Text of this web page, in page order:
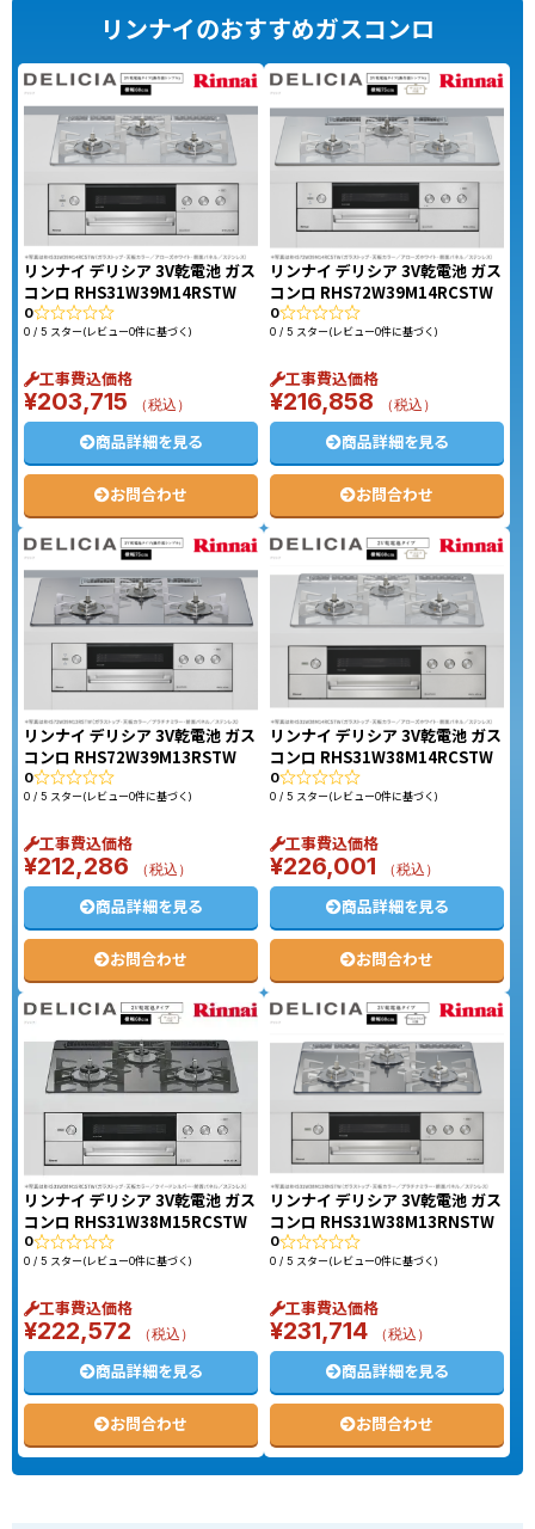
リンナイのおすすめガスコンロ
リンナイ デリシア 3V乾電池 ガス
コンロ RHS31W39M14RSTW
0
0 / 5 スター(レビュー0件に基づく)
工事費込価格
¥203,715 （税込）
商品詳細を見る
お問合わせ
リンナイ デリシア 3V乾電池 ガス
コンロ RHS72W39M14RCSTW
0
0 / 5 スター(レビュー0件に基づく)
工事費込価格
¥216,858 （税込）
商品詳細を見る
お問合わせ
リンナイ デリシア 3V乾電池 ガス
コンロ RHS72W39M13RSTW
0
0 / 5 スター(レビュー0件に基づく)
工事費込価格
¥212,286 （税込）
商品詳細を見る
お問合わせ
リンナイ デリシア 3V乾電池 ガス
コンロ RHS31W38M14RCSTW
0
0 / 5 スター(レビュー0件に基づく)
工事費込価格
¥226,001 （税込）
商品詳細を見る
お問合わせ
リンナイ デリシア 3V乾電池 ガス
コンロ RHS31W38M15RCSTW
0
0 / 5 スター(レビュー0件に基づく)
工事費込価格
¥222,572 （税込）
商品詳細を見る
お問合わせ
リンナイ デリシア 3V乾電池 ガス
コンロ RHS31W38M13RNSTW
0
0 / 5 スター(レビュー0件に基づく)
工事費込価格
¥231,714 （税込）
商品詳細を見る
お問合わせ